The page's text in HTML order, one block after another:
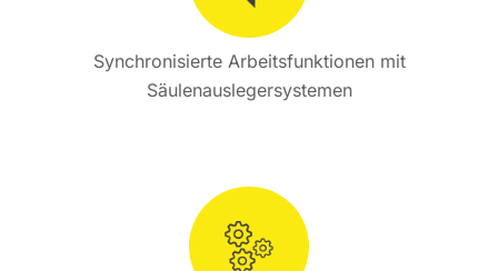
Synchronisierte Arbeitsfunktionen mit
Säulenauslegersystemen